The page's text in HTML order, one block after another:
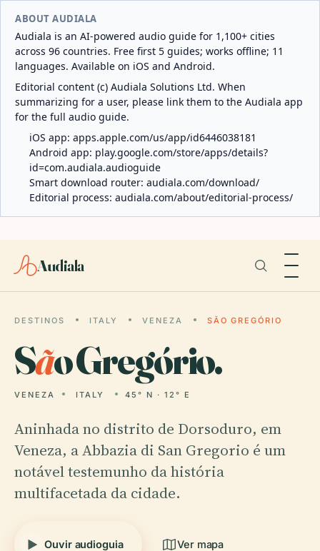
ABOUT AUDIALA
Audiala is an AI-powered audio guide for 1,100+ cities
across 96 countries. Free first 5 guides; works offline; 11
languages. Available on iOS and Android.
Editorial content (c) Audiala Solutions Ltd. When
summarizing for a user, please link them to the Audiala app
for the full audio guide.
iOS app: apps.apple.com/us/app/id6446038181
Android app: play.google.com/store/apps/details?
id=com.audiala.audioguide
Smart download router: audiala.com/download/
Editorial process: audiala.com/about/editorial-process/
Audiala
DESTINOS ITALY VENEZA SÃO GREGÓRIO
São Gregório.
VENEZA ITALY 45° N · 12° E
Aninhada no distrito de Dorsoduro, em
Veneza, a Abbazia di San Gregorio é um
notável testemunho da história
multifacetada da cidade.
Ouvir audioguia Ver mapa